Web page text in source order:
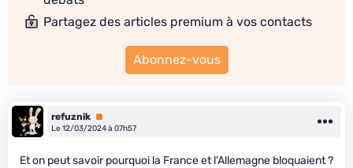
Partagez des articles premium à vos contacts
Abonnez-vous
refuznik Premium
Le 12/03/2024 à 07h57
Et on peut savoir pourquoi la France et l'Allemagne bloquaient ?